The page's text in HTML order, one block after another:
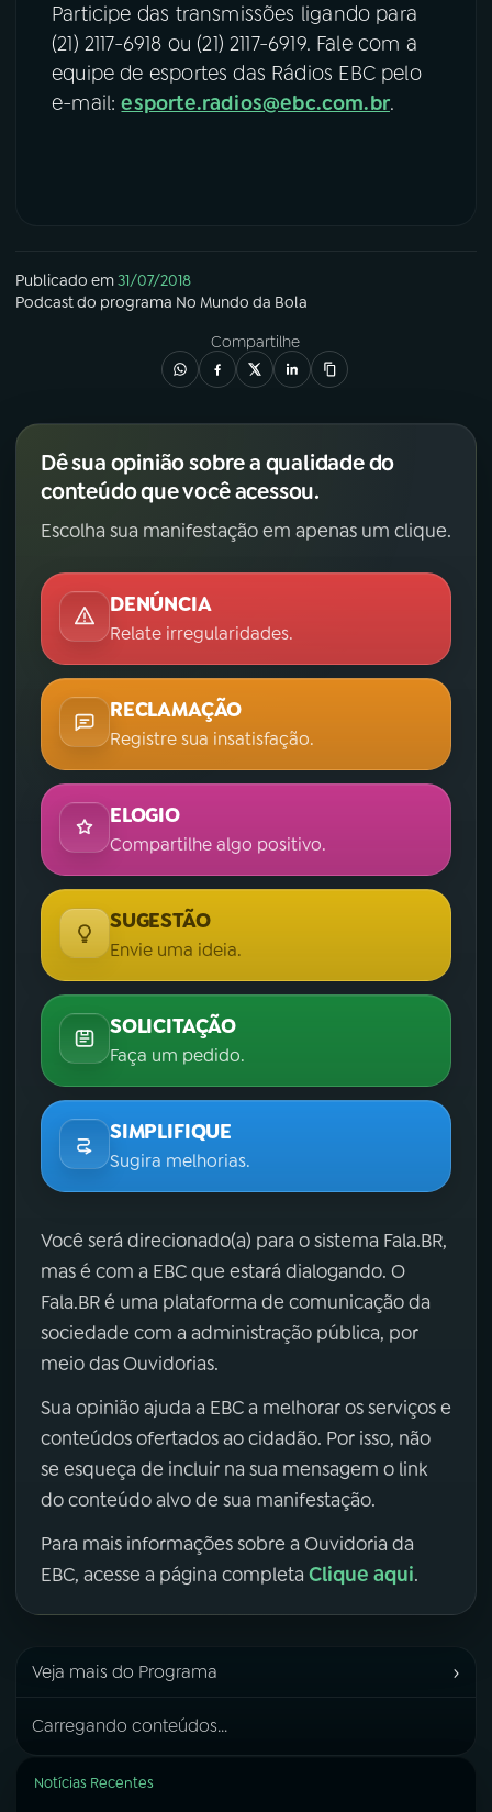
Participe das transmissões ligando para
(21) 2117-6918 ou (21) 2117-6919. Fale com a
equipe de esportes das Rádios EBC pelo
e-mail:esporte.radios@ebc.com.br.
Publicado em31/07/2018
Podcastdo programa No Mundo da Bola
Compartilhe
Dê sua opinião sobre a qualidade do
conteúdo que você acessou.
Escolha sua manifestação em apenas um clique.
DENÚNCIA
Relate irregularidades.
RECLAMAÇÃO
Registre sua insatisfação.
ELOGIO
Compartilhe algo positivo.
SUGESTÃO
Envie uma ideia.
SOLICITAÇÃO
Faça um pedido.
SIMPLIFIQUE
Sugira melhorias.
Você será direcionado(a) para o sistema Fala.BR,
mas é com a EBC que estará dialogando. O
Fala.BR é uma plataforma de comunicação da
sociedade com a administração pública, por
meio das Ouvidorias.
Sua opinião ajuda a EBC a melhorar os serviços e
conteúdos ofertados ao cidadão. Por isso, não
se esqueça de incluir na sua mensagem o link
do conteúdo alvo de sua manifestação.
Para mais informações sobre a Ouvidoria da
EBC, acesse a página completa Clique aqui.
Veja mais do Programa ›
Carregando conteúdos...
Notícias Recentes